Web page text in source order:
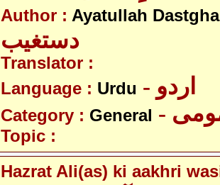
Author : Ayatullah
دستغیب
Translator :
Language : Urdu - اردو
Category : General
Topic :
Hazrat Ali(as) ki aakhri